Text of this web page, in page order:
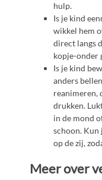
hulp.
Is je kind
wikkel hem
direct langs
kopje-onder
Is je kind
anders
reanimeren,
drukken.
in de mond
schoon. Kun
op de zij,
Meer over